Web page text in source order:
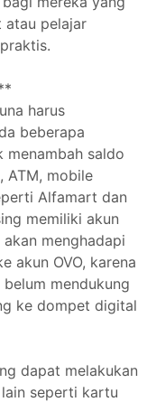
atau pelajar
harus
beberapa
menambah saldo
ATM, mobile
Alfamart dan
memiliki akun
menghadapi
akun OVO, karena
mendukung
ke dompet digital
dapat melakukan
seperti kartu